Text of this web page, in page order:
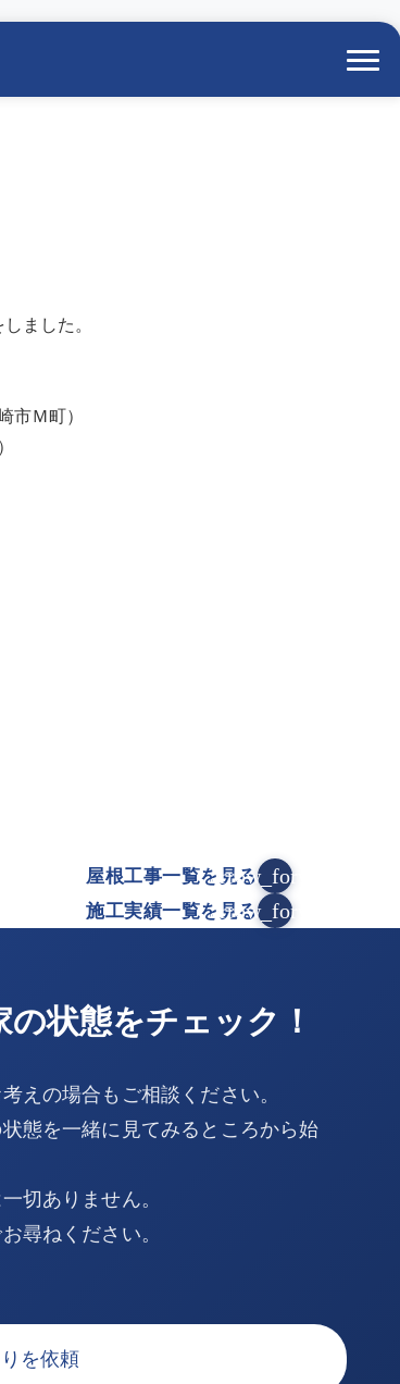
ました。
市Ｍ町）
arrow_forward
屋根工事一覧を見る
arrow_forward
施工実績一覧を見る
状態をチェック！
えの場合もご相談ください。
態を一緒に見てみるところから始
切ありません。
尋ねください。
を依頼